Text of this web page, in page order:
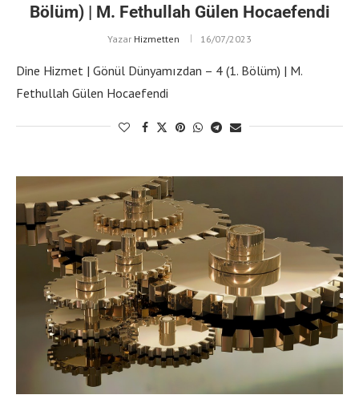
Bölüm) | M. Fethullah Gülen Hocaefendi
Yazar Hizmetten 16/07/2023
Dine Hizmet | Gönül Dünyamızdan – 4 (1. Bölüm) | M.
Fethullah Gülen Hocaefendi